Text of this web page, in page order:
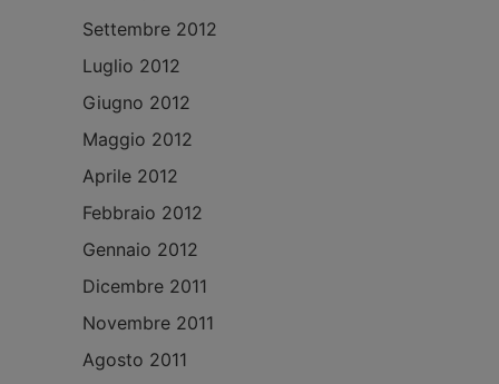
Settembre 2012
Luglio 2012
Giugno 2012
Maggio 2012
Aprile 2012
Febbraio 2012
Gennaio 2012
Dicembre 2011
Novembre 2011
Agosto 2011